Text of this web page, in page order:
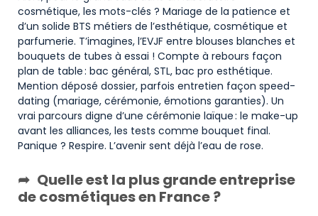
cosmétique, les mots-clés ? Mariage de la patience et
d’un solide BTS métiers de l’esthétique, cosmétique et
parfumerie. T’imagines, l’EVJF entre blouses blanches et
bouquets de tubes à essai ! Compte à rebours façon
plan de table : bac général, STL, bac pro esthétique.
Mention déposé dossier, parfois entretien façon speed-
dating (mariage, cérémonie, émotions garanties). Un
vrai parcours digne d’une cérémonie laïque : le make-up
avant les alliances, les tests comme bouquet final.
Panique ? Respire. L’avenir sent déjà l’eau de rose.
Quelle est la plus grande entreprise
de cosmétiques en France ?